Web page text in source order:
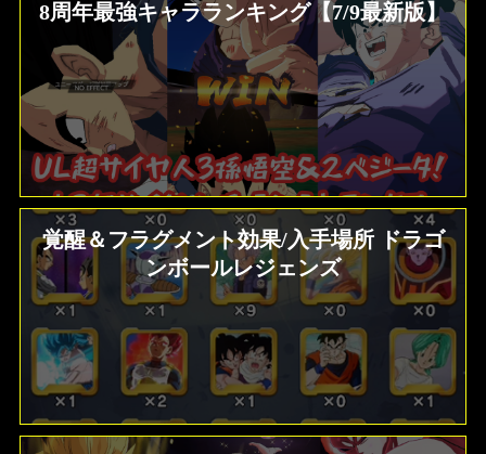
8周年最強キャラランキング【7/9最新版】
覚醒＆フラグメント効果/入手場所 ドラゴ
ンボールレジェンズ